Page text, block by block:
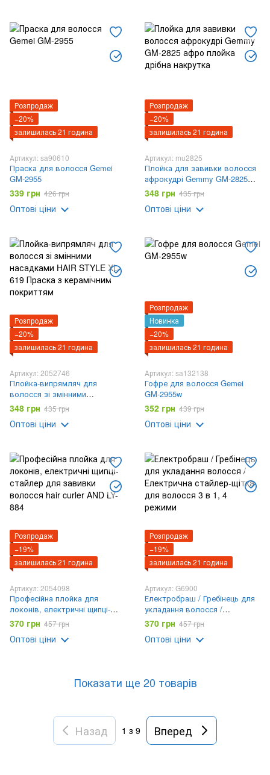
Розпродаж
−20%
залишилась 21 година
Артикул: sa90610
Праска для волосся Gemei
GM-2955
339 грн 426 грн
Оптові ціни
Розпродаж
−20%
залишилась 21 година
Артикул: mu2825
Плойка для завивки волосся
афрокудрі Gemmy GM-2825
афро плойка дрібна накрутка
348 грн 435 грн
Оптові ціни
Розпродаж
−20%
залишилась 21 година
Артикул: 2052746
Плойка-випрямляч для
волосся зі змінними
насадками HAIR STYLE XL-619
Праска з керамічним
покриттям
348 грн 435 грн
Оптові ціни
Розпродаж
Новинка
−20%
залишилась 21 година
Артикул: sa132138
Гофре для волосся Gemei
GM-2955w
352 грн 439 грн
Оптові ціни
Розпродаж
−19%
залишилась 21 година
Артикул: 2054098
Професійна плойка для
локонів, електричні щипці-
стайлер для завивки волосся
hair curler AND LY-884
370 грн 457 грн
Оптові ціни
Розпродаж
−19%
залишилась 21 година
Артикул: G6900
Електробраш / Гребінець для
укладання волосся /
Електрична стайлер-щітка для
волосся 3 в 1, 4 режими
370 грн 457 грн
Оптові ціни
Показати ще 20 товарів
Назад 1 з 9 Вперед